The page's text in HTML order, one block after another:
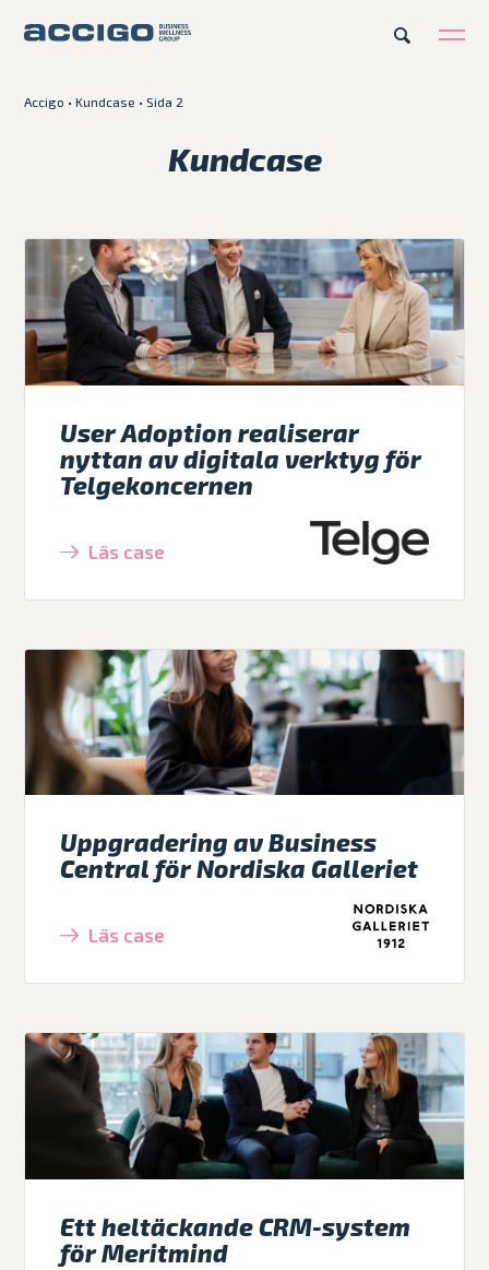
Plattformar
Kunskapsbank
Om Accigo
Våra case
Accigo •Kundcase • Sida 2
Kundcase
User Adoption realiserar
nyttan av digitala verktyg för
Telgekoncernen
Läs case
Uppgradering av Business
Central för Nordiska Galleriet
Läs case
Ett heltäckande CRM-system
för Meritmind